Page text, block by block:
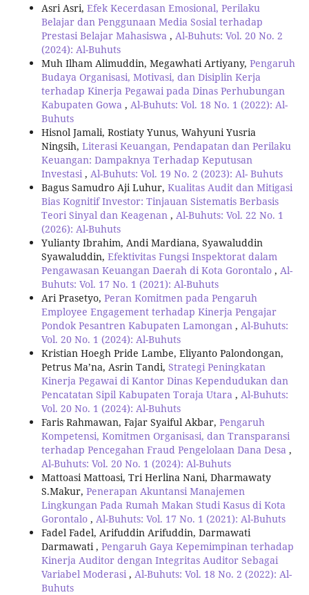
Asri Asri, Efek Kecerdasan Emosional, Perilaku
Belajar dan Penggunaan Media Sosial terhadap
Prestasi Belajar Mahasiswa , Al-Buhuts: Vol. 20 No. 2
(2024): Al-Buhuts
Muh Ilham Alimuddin, Megawhati Artiyany, Pengaruh
Budaya Organisasi, Motivasi, dan Disiplin Kerja
terhadap Kinerja Pegawai pada Dinas Perhubungan
Kabupaten Gowa , Al-Buhuts: Vol. 18 No. 1 (2022): Al-
Buhuts
Hisnol Jamali, Rostiaty Yunus, Wahyuni Yusria
Ningsih, Literasi Keuangan, Pendapatan dan Perilaku
Keuangan: Dampaknya Terhadap Keputusan
Investasi , Al-Buhuts: Vol. 19 No. 2 (2023): Al- Buhuts
Bagus Samudro Aji Luhur, Kualitas Audit dan Mitigasi
Bias Kognitif Investor: Tinjauan Sistematis Berbasis
Teori Sinyal dan Keagenan , Al-Buhuts: Vol. 22 No. 1
(2026): Al-Buhuts
Yulianty Ibrahim, Andi Mardiana, Syawaluddin
Syawaluddin, Efektivitas Fungsi Inspektorat dalam
Pengawasan Keuangan Daerah di Kota Gorontalo , Al-
Buhuts: Vol. 17 No. 1 (2021): Al-Buhuts
Ari Prasetyo, Peran Komitmen pada Pengaruh
Employee Engagement terhadap Kinerja Pengajar
Pondok Pesantren Kabupaten Lamongan , Al-Buhuts:
Vol. 20 No. 1 (2024): Al-Buhuts
Kristian Hoegh Pride Lambe, Eliyanto Palondongan,
Petrus Ma’na, Asrin Tandi, Strategi Peningkatan
Kinerja Pegawai di Kantor Dinas Kependudukan dan
Pencatatan Sipil Kabupaten Toraja Utara , Al-Buhuts:
Vol. 20 No. 1 (2024): Al-Buhuts
Faris Rahmawan, Fajar Syaiful Akbar, Pengaruh
Kompetensi, Komitmen Organisasi, dan Transparansi
terhadap Pencegahan Fraud Pengelolaan Dana Desa ,
Al-Buhuts: Vol. 20 No. 1 (2024): Al-Buhuts
Mattoasi Mattoasi, Tri Herlina Nani, Dharmawaty
S.Makur, Penerapan Akuntansi Manajemen
Lingkungan Pada Rumah Makan Studi Kasus di Kota
Gorontalo , Al-Buhuts: Vol. 17 No. 1 (2021): Al-Buhuts
Fadel Fadel, Arifuddin Arifuddin, Darmawati
Darmawati , Pengaruh Gaya Kepemimpinan terhadap
Kinerja Auditor dengan Integritas Auditor Sebagai
Variabel Moderasi , Al-Buhuts: Vol. 18 No. 2 (2022): Al-
Buhuts